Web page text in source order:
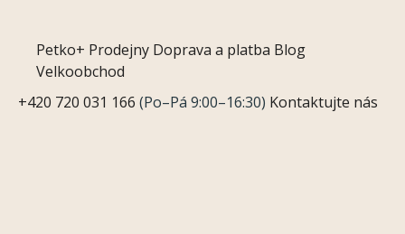
Petko+ Prodejny Doprava a platba Blog
Velkoobchod
+420 720 031 166 (Po–Pá 9:00–16:30) Kontaktujte nás